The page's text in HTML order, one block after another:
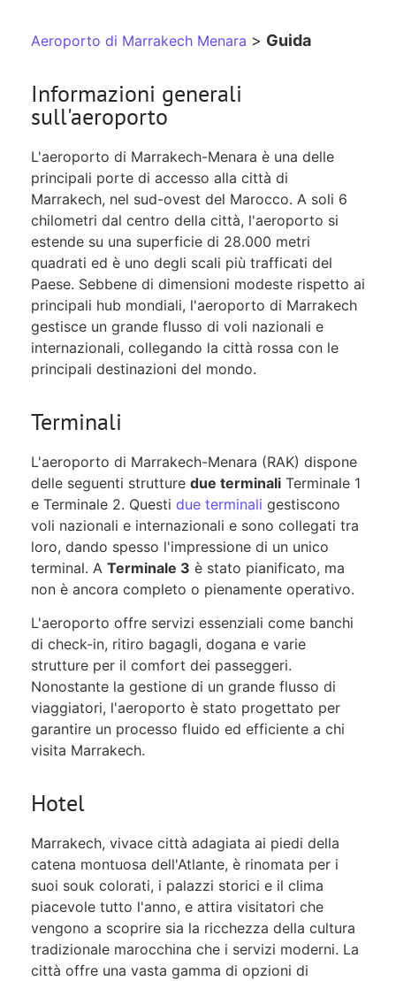
Aeroporto di Marrakech Menara > Guida
Informazioni generali
sull'aeroporto
L'aeroporto di Marrakech-Menara è una delle
principali porte di accesso alla città di
Marrakech, nel sud-ovest del Marocco. A soli 6
chilometri dal centro della città, l'aeroporto si
estende su una superficie di 28.000 metri
quadrati ed è uno degli scali più trafficati del
Paese. Sebbene di dimensioni modeste rispetto ai
principali hub mondiali, l'aeroporto di Marrakech
gestisce un grande flusso di voli nazionali e
internazionali, collegando la città rossa con le
principali destinazioni del mondo.
Terminali
L'aeroporto di Marrakech-Menara (RAK) dispone
delle seguenti strutture due terminali Terminale 1
e Terminale 2. Questi due terminali gestiscono
voli nazionali e internazionali e sono collegati tra
loro, dando spesso l'impressione di un unico
terminal. A Terminale 3 è stato pianificato, ma
non è ancora completo o pienamente operativo.
L'aeroporto offre servizi essenziali come banchi
di check-in, ritiro bagagli, dogana e varie
strutture per il comfort dei passeggeri.
Nonostante la gestione di un grande flusso di
viaggiatori, l'aeroporto è stato progettato per
garantire un processo fluido ed efficiente a chi
visita Marrakech.
Hotel
Marrakech, vivace città adagiata ai piedi della
catena montuosa dell'Atlante, è rinomata per i
suoi souk colorati, i palazzi storici e il clima
piacevole tutto l'anno, e attira visitatori che
vengono a scoprire sia la ricchezza della cultura
tradizionale marocchina che i servizi moderni. La
città offre una vasta gamma di opzioni di